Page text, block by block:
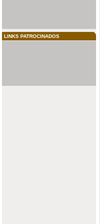
LINKS PATROCINADOS